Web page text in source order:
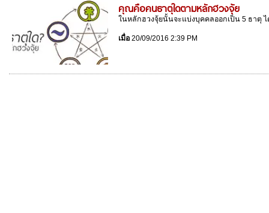
คุณคือคนธาตุใดตามหลักฮวงจุ้ย
ในหลักฮวงจุ้ยนั้นจะแบ่งบุคคลออกเป็น 5 ธาตุ
เมื่อ20/09/2016 2:39 PM